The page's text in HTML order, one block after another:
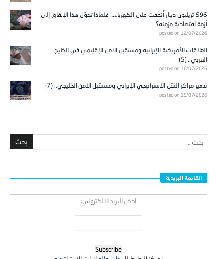
596 تريليون دينار أُنفقت على الكهرباء… فلماذا تحوّل هذا الإنفاق إلى
أزمة اقتصادية مزمنة؟
posted on 12/07/2026
العلاقات الأمريكية الإيرانية ومستقبل الأمن الإقليمي في الخليج
العربي.. (5)
posted on 16/07/2026
تدمير مراكز الثقل الاستراتيجي الإيراني ومستقبل الأمن الخليجي.. (7)
posted on 19/07/2026
القائمة البريدية
ادخل البريد الالكتروني: